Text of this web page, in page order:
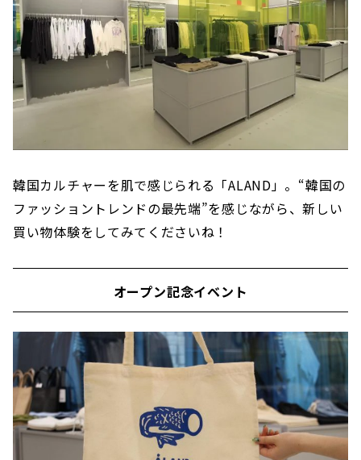
韓国カルチャーを肌で感じられる「ALAND」。“韓国の
ファッショントレンドの最先端”を感じながら、新しい
買い物体験をしてみてくださいね！
オープン記念イベント